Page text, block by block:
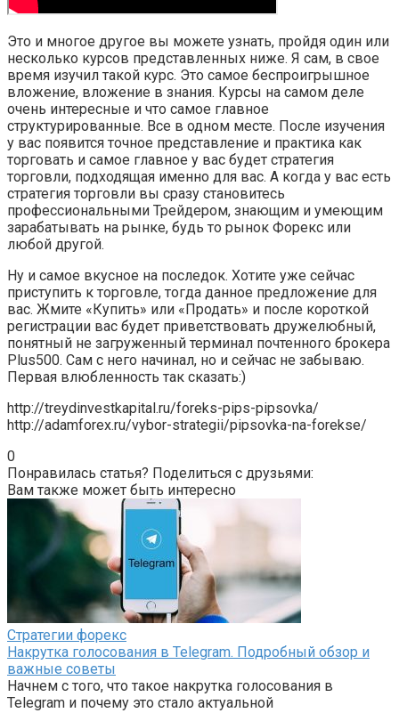
Это и многое другое вы можете узнать, пройдя один или
несколько курсов представленных ниже. Я сам, в свое
время изучил такой курс. Это самое беспроигрышное
вложение, вложение в знания. Курсы на самом деле
очень интересные и что самое главное
структурированные. Все в одном месте. После изучения
у вас появится точное представление и практика как
торговать и самое главное у вас будет стратегия
торговли, подходящая именно для вас. А когда у вас есть
стратегия торговли вы сразу становитесь
профессиональными Трейдером, знающим и умеющим
зарабатывать на рынке, будь то рынок Форекс или
любой другой.
Ну и самое вкусное на последок. Хотите уже сейчас
приступить к торговле, тогда данное предложение для
вас. Жмите «Купить» или «Продать» и после короткой
регистрации вас будет приветствовать дружелюбный,
понятный не загруженный терминал почтенного брокера
Plus500. Сам с него начинал, но и сейчас не забываю.
Первая влюбленность так сказать:)
http://treydinvestkapital.ru/foreks-pips-pipsovka/
http://adamforex.ru/vybor-strategii/pipsovka-na-forekse/
0
Понравилась статья? Поделиться с друзьями:
Вам также может быть интересно
Стратегии форекс
Накрутка голосования в Telegram. Подробный обзор и
важные советы
Начнем с того, что такое накрутка голосования в
Telegram и почему это стало актуальной